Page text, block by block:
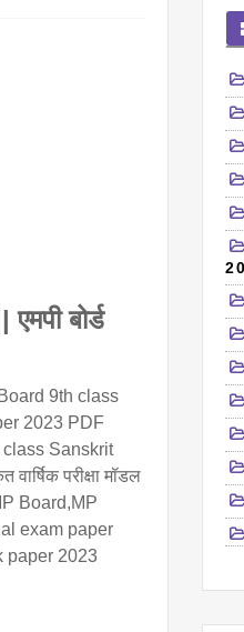
बोर्ड
9th class
2023 PDF
class Sanskrit
परीक्षा मॉडल
Board,MP
exam paper
paper 2023